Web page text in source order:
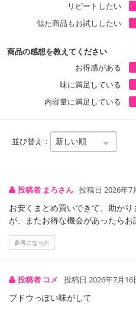
リピートしたい
似た商品もお試ししたい
商品の感想を教えてください
お得感がある
味に満足している
内容量に満足している
並び替え：
投稿者 まろさん 投稿日 2026年7
お安くまとめ買いできて、助か
が、またお得な機会があったらお
参考になった
投稿者 コメ 投稿日 2026年7月16
ブドウっぽい味がして